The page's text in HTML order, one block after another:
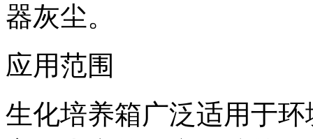
器灰尘。
应用范围
生化培养箱广泛适用于